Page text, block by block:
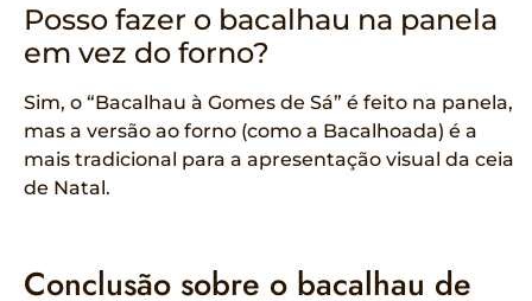
Posso fazer o bacalhau na panela
em vez do forno?
Sim, o “Bacalhau à Gomes de Sá” é feito na panela,
mas a versão ao forno (como a Bacalhoada) é a
mais tradicional para a apresentação visual da ceia
de Natal.
Conclusão sobre o bacalhau de